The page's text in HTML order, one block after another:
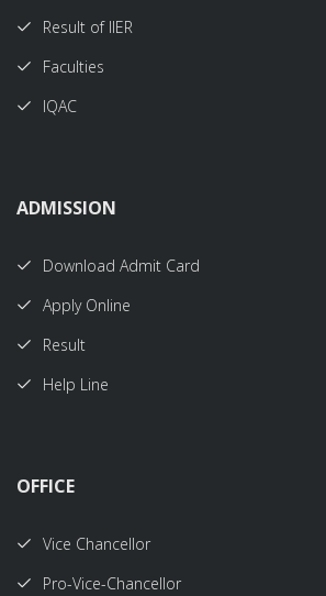
Result of IIER
Faculties
IQAC
ADMISSION
Download Admit Card
Apply Online
Result
Help Line
OFFICE
Vice Chancellor
Pro-Vice-Chancellor